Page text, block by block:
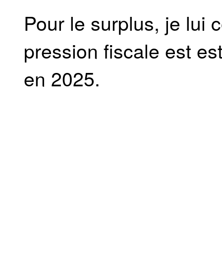
Pour le surplus, je lui
pression fiscale est
en 2025.